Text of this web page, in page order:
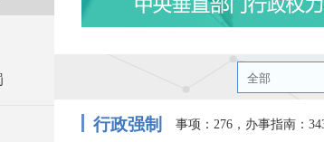
全部
行政强制 事项：276，办事指南：